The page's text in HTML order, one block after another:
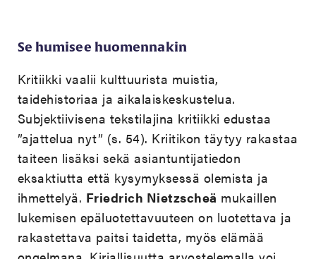
Se humisee huomennakin
Kritiikki vaalii kulttuurista muistia,
taidehistoriaa ja aikalaiskeskustelua.
Subjektiivisena tekstilajina kritiikki edustaa
”ajattelua nyt” (s. 54). Kriitikon täytyy rakastaa
taiteen lisäksi sekä asiantuntijatiedon
eksaktiutta että kysymyksessä olemista ja
ihmettelyä. Friedrich Nietzscheä mukaillen
lukemisen epäluotettavuuteen on luotettava ja
rakastettava paitsi taidetta, myös elämää